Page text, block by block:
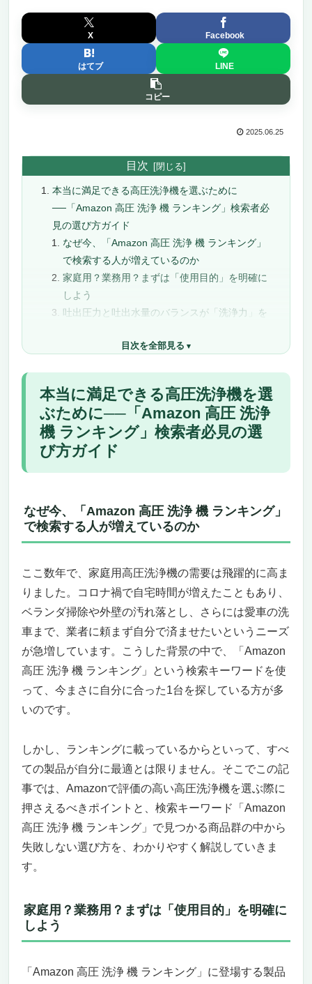
X Facebook
はてブ LINE
コピー
2025.06.25
目次
本当に満足できる高圧洗浄機を選ぶために
──「Amazon 高圧 洗浄 機 ランキング」検索者必
見の選び方ガイド
なぜ今、「Amazon 高圧 洗浄 機 ランキング」
で検索する人が増えているのか
家庭用？業務用？まずは「使用目的」を明確に
しよう
吐出圧力と吐出水量のバランスが「洗浄力」を
静音性や軽量性、収納性も見落とせないチェッ
ともコードレス？
まとめ：ランキングだけに頼らず、“自分にと
ってベスト”な1台を
Amazonで買える高圧洗浄機おすすめ17選
建設現場の頑固な汚れも一撃！プロも唸るハ
イエンドモデル
趣味のレベルを超えて、業務用としての覚悟
あなたの“洗浄力の常識”を覆す、驚異の構造
とディテール
高額でも「選ばれる理由」がある。価格以上
の満足度を求める方へ
最後に：この製品は“人を選ぶ”。だからこ
圧倒的な洗浄力と作業効率を両立するプロ仕様
｜RAYNEL（レイネル）30インチ 高圧洗浄機
表面クリーナーで、掃除の常識が変わる
の「差」は歴然。
「力」と「繊細さ」を両立。ステンレススチ
ールの品質と、使う人への配慮。
どんな高圧洗浄機にも対応。互換性の広さで
こんな人にぴったりな一台。そして、こんな
人には向かないかもしれない。
【Giraffe Tools Grandfalls 高圧洗浄機
住宅周りの汚れに、もう悩まない。高圧洗浄
“ホースが短くて届かない”問題を完全に解
目次を全部見る
本当に満足できる高圧洗浄機を選
ぶために──「Amazon 高圧 洗浄
機 ランキング」検索者必見の選
び方ガイド
なぜ今、「Amazon 高圧 洗浄 機 ランキング」
で検索する人が増えているのか
ここ数年で、家庭用高圧洗浄機の需要は飛躍的に高ま
りました。コロナ禍で自宅時間が増えたこともあり、
ベランダ掃除や外壁の汚れ落とし、さらには愛車の洗
車まで、業者に頼まず自分で済ませたいというニーズ
が急増しています。こうした背景の中で、「Amazon
高圧 洗浄 機 ランキング」という検索キーワードを使
って、今まさに自分に合った1台を探している方が多
いのです。
しかし、ランキングに載っているからといって、すべ
ての製品が自分に最適とは限りません。そこでこの記
事では、Amazonで評価の高い高圧洗浄機を選ぶ際に
押さえるべきポイントと、検索キーワード「Amazon
高圧 洗浄 機 ランキング」で見つかる商品群の中から
失敗しない選び方を、わかりやすく解説していきま
す。
家庭用？業務用？まずは「使用目的」を明確に
しよう
「Amazon 高圧 洗浄 機 ランキング」に登場する製品